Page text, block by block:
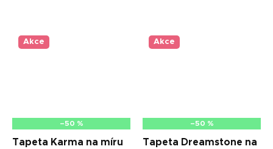
Akce
–50 %
Tapeta Karma na míru
Akce
–50 %
Tapeta Dreamstone na